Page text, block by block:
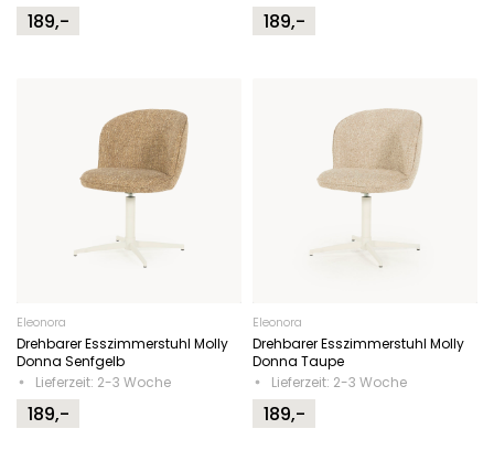
189,- 189,-
Eleonora
Drehbarer Esszimmerstuhl Molly
Donna Senfgelb
Lieferzeit: 2-3 Woche
189,-
Eleonora
Drehbarer Esszimmerstuhl Molly
Donna Taupe
Lieferzeit: 2-3 Woche
189,-